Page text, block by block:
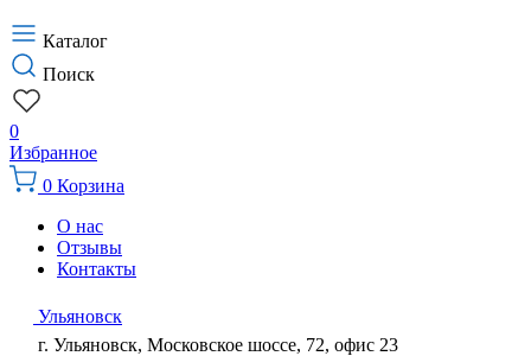
Каталог
Поиск
0
Избранное
0 Корзина
О нас
Отзывы
Контакты
Ульяновск
г. Ульяновск, Московское шоссе, 72, офис 23